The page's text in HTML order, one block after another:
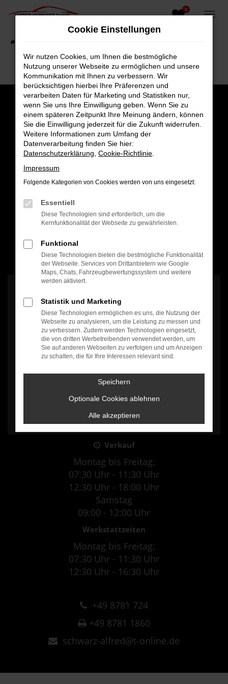
Zum
0
4,8
100% Weiterempfehlung
Es wird versucht, Inhalte vonwww.google.comzu laden. Dabei
können Daten an Dritte weitergegeben werden. Wenn Sie damit
einverstanden sind, klicken Sie bitte auf "Bestätigen".
Bestätigen
Verkauf
Montag bis Freitag:
07:30 Uhr - 11:30 Uhr
12:30 Uhr - 18:00 Uhr
Samstag
09:00 - 12:00 Uhr
Werkstattzeiten
Montag bis Freitag:
07:30 Uhr - 11:30 Uhr
12:30 Uhr - 16:30 Uhr
+49 8781 724
+49 8781 1860
schwarz-alfred@t-online.de
Cookie Einstellungen
Wir nutzen Cookies, um Ihnen die bestmögliche
Nutzung unserer Webseite zu ermöglichen und unsere
Kommunikation mit Ihnen zu verbessern. Wir
berücksichtigen hierbei Ihre Präferenzen und
verarbeiten Daten für Marketing und Statistiken nur,
wenn Sie uns Ihre Einwilligung geben. Wenn Sie zu
einem späteren Zeitpunkt Ihre Meinung ändern, können
Sie die Einwilligung jederzeit für die Zukunft widerrufen.
Weitere Informationen zum Umfang der
Datenverarbeitung finden Sie hier:
Datenschutzerklärung Cookie-Richtlinie
Impressum
Folgende Kategorien von Cookies werden von uns eingesetzt:
Essentiell
Diese Technologien sind erforderlich, um die
Kernfunktionalität der Webseite zu gewährleisten.
Funktional
Diese Technologien bieten die bestmögliche Funktionalität
der Webseite. Services von Drittanbietern wie Google
Maps, Chats, Fahrzeugbewertungssystem und weitere
werden aktiviert.
Statistik und Marketing
Diese Technologien ermöglichen es uns, die Nutzung der
Webseite zu analysieren, um die Leistung zu messen und
zu verbessern. Zudem werden Technologien eingesetzt,
die von dritten Werbetreibenden verwendet werden, um
Sie auf anderen Webseiten zu verfolgen und um Anzeigen
zu schalten, die für Ihre Interessen relevant sind.
Speichern
Optionale Cookies ablehnen
Alle akzeptieren